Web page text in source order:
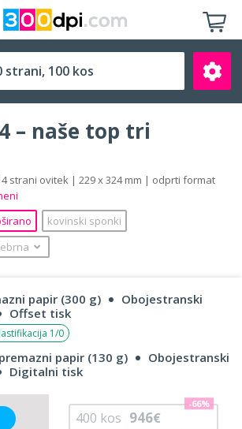
Išči
– naše top tri
strani ovitek | 229 x 324 mm | odprti format
kovinski sponki
papir (300 g)
Obojestranski
Offset tisk
1/0
papir (130 g)
Obojestranski
Digitalni tisk
400 kos 946€
-66%